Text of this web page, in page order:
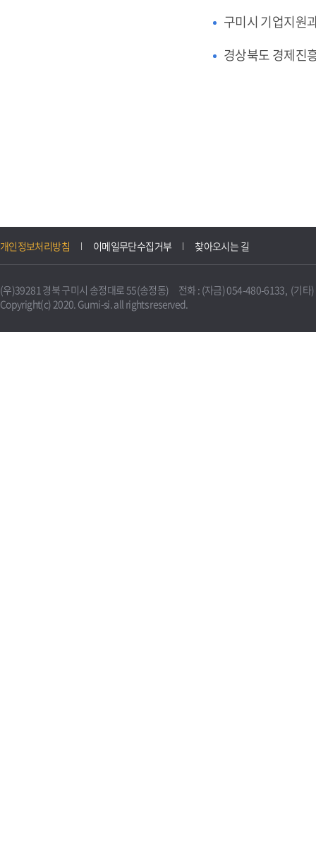
구미시 기업지원
경상북도 경제진
개인정보처리방침 이메일무단수집거부 찾아오시는 길
(우)39281 경북 구미시 송정대로 55(송정동) 전화 : (자금) 054-480-6133, (기타
Copyright(c) 2020. Gumi-si. all rights reserved.